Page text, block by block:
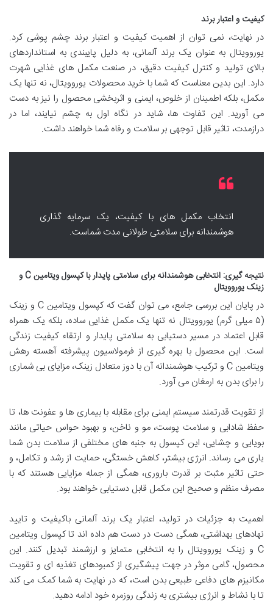
کیفیت و اعتبار برند
در نهایت، نمی توان از اهمیت کیفیت و اعتبار برند چشم پوشی کرد.
یوروویتال به عنوان یک برند آلمانی، به دلیل پایبندی به استانداردهای
بالای تولید و کنترل کیفیت دقیق، در صنعت مکمل های غذایی شهرت
دارد. این بدین معناست که شما با خرید محصولات یوروویتال، نه تنها یک
مکمل، بلکه اطمینان از خلوص، ایمنی و اثربخشی محصول را نیز به دست
می آورید. این تفاوت ها، شاید در نگاه اول به چشم نیایند، اما در
درازمدت، تاثیر قابل توجهی بر سلامت و رفاه شما خواهند داشت.
انتخاب مکمل های با کیفیت، یک سرمایه گذاری
هوشمندانه برای سلامتی طولانی مدت شماست.
نتیجه گیری: انتخابی هوشمندانه برای سلامتی پایدار با کپسول ویتامین C و
زینک یوروویتال
در پایان این بررسی جامع، می توان گفت که کپسول ویتامین C و زینک
(۵ میلی گرم) یوروویتال نه تنها یک مکمل غذایی ساده، بلکه یک همراه
قابل اعتماد در مسیر دستیابی به سلامتی پایدار و ارتقاء کیفیت زندگی
است. این محصول با بهره گیری از فرمولاسیون پیشرفته آهسته رهش
ویتامین C و ترکیب هوشمندانه آن با دوز متعادل زینک، مزایای بی شماری
را برای بدن به ارمغان می آورد.
از تقویت قدرتمند سیستم ایمنی برای مقابله با بیماری ها و عفونت ها، تا
حفظ شادابی و سلامت پوست، مو و ناخن، و بهبود حواس حیاتی مانند
بویایی و چشایی، این کپسول به جنبه های مختلفی از سلامت بدن شما
یاری می رساند. انرژی بیشتر، کاهش خستگی، حمایت از رشد و تکامل، و
حتی تاثیر مثبت بر قدرت باروری، همگی از جمله مزایایی هستند که با
مصرف منظم و صحیح این مکمل قابل دستیابی خواهند بود.
اهمیت به جزئیات در تولید، اعتبار یک برند آلمانی باکیفیت و تایید
نهادهای بهداشتی، همگی دست در دست هم داده اند تا کپسول ویتامین
C و زینک یوروویتال را به انتخابی متمایز و ارزشمند تبدیل کنند. این
محصول، گامی موثر در جهت پیشگیری از کمبودهای تغذیه ای و تقویت
مکانیزم های دفاعی طبیعی بدن است، که در نهایت به شما کمک می کند
تا با نشاط و انرژی بیشتری به زندگی روزمره خود ادامه دهید.